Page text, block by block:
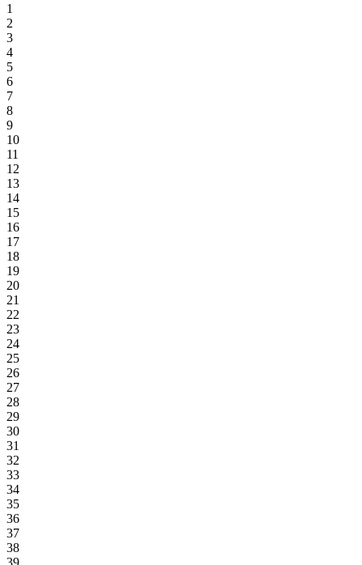
1
2
3
4
5
6
7
8
9
10
11
12
13
14
15
16
17
18
19
20
21
22
23
24
25
26
27
28
29
30
31
32
33
34
35
36
37
38
39